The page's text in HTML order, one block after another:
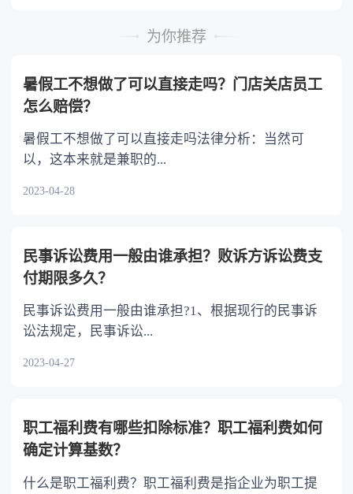
和消灭，经依法登记，发生效力；未经登记，不
第二百四十条：所有权人对自己的不动产或
者动产，依法享有占有、使用、收益和处分的权
利。
为你推荐
暑假工不想做了可以直接走吗？门店关店员工
怎么赔偿？
暑假工不想做了可以直接走吗法律分析：当然可
以，这本来就是兼职的...
2023-04-28
民事诉讼费用一般由谁承担？败诉方诉讼费支
付期限多久？
民事诉讼费用一般由谁承担?1、根据现行的民事诉
讼法规定，民事诉讼...
2023-04-27
职工福利费有哪些扣除标准？职工福利费如何
确定计算基数？
什么是职工福利费？职工福利费是指企业为职工提